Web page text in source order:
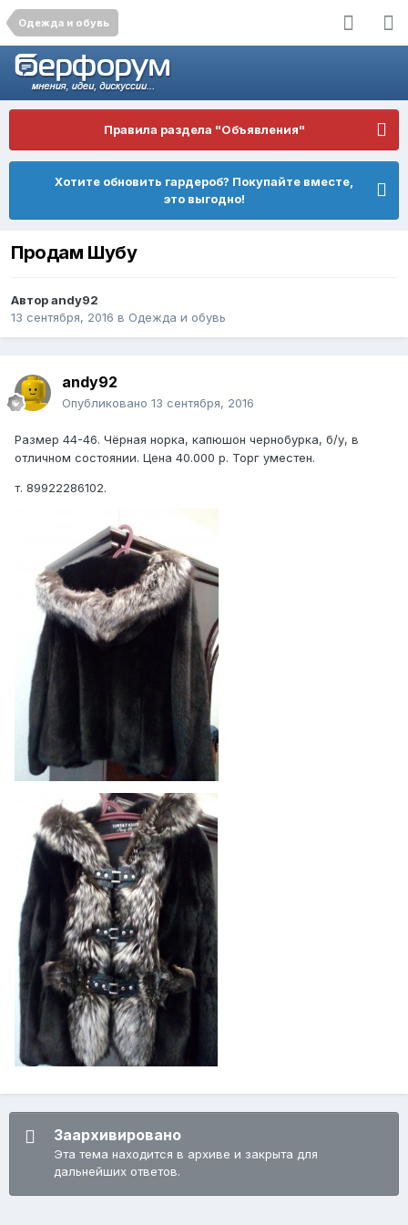
Одежда и обувь
Правила раздела "Объявления"
Хотите обновить гардероб? Покупайте вместе,
это выгодно!
Продам Шубу
Авторandy92
13 сентября, 2016 в Одежда и обувь
andy92
Опубликовано 13 сентября, 2016
Размер 44-46. Чёрная норка, капюшон чернобурка, б/у, в
отличном состоянии. Цена 40.000 р. Торг уместен.
т. 89922286102.
Заархивировано
Эта тема находится в архиве и закрыта для
дальнейших ответов.